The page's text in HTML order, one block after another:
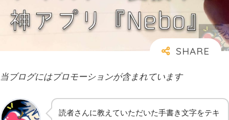
当ブログにはプロモーションが含まれています
読者さんに教えていただいた手書き文字をテキ